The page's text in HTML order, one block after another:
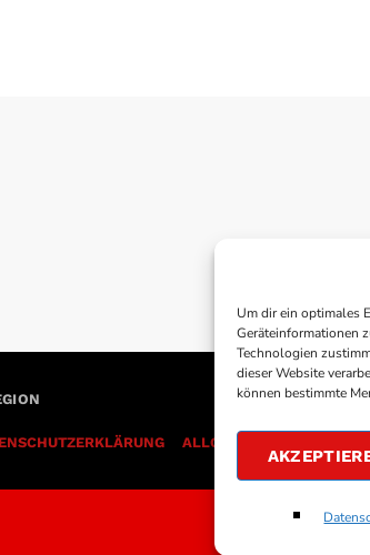
Um dir ein optimales
Geräteinformationen
Technologien
dieser Website
können bestimmte